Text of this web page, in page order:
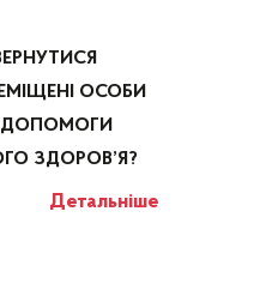
ОСОБИ
ДОПОМОГИ
ЗДОРОВ’Я?
Детальніше